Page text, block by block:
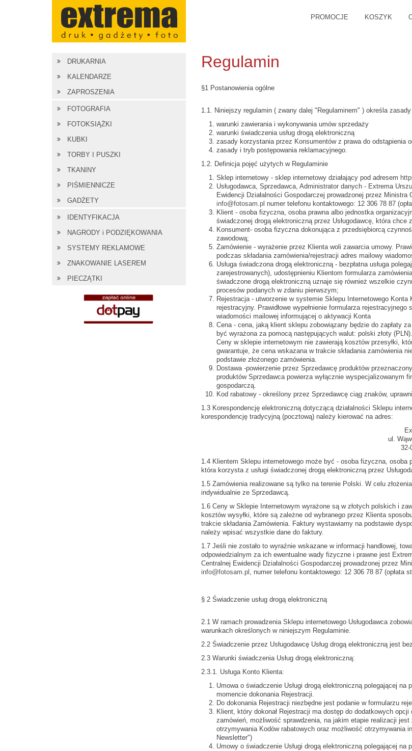
PROMOCJE KOSZYK
DRUKARNIA
KALENDARZE
ZAPROSZENIA
FOTOGRAFIA
FOTOKSIĄŻKI
KUBKI
TORBY I PUSZKI
TKANINY
PIŚMIENNICZE
GADŻETY
IDENTYFIKACJA
NAGRODY i PODZIĘKOWANIA
SYSTEMY REKLAMOWE
ZNAKOWANIE LASEREM
PIECZĄTKI
Regulamin
§1 Postanowienia ogólne
1.1. Niniejszy regulamin ( zwany dalej "Regulaminem" ) określa
warunki zawierania i wykonywania umów sprzedaży
warunki świadczenia usług drogą elektroniczną
zasady korzystania przez Konsumentów z prawa do odstąpienia
zasady i tryb postępowania reklamacyjnego.
1.2. Definicja pojęć użytych w Regulaminie
Sklep internetowy - sklep internetowy działający pod adresem
Usługodawca, Sprzedawca, Administrator danych - Extrema
Ewidencji Działalności Gospodarczej prowadzonej przez
info@fotosam.pl numer telefonu kontaktowego: 12 306 78 87
Klient - osoba fizyczna, osoba prawna albo jednostka
świadczonej drogą elektroniczną przez Usługodawcę, która chce
Konsument- osoba fizyczna dokonująca z przedsiębiorcą
zawodową;
Zamówienie - wyrażenie przez Klienta woli zawarcia umowy.
podczas składania zamówienia/rejestracji adres mailowy
Usługa świadczona drogą elektroniczną - bezpłatna usługa
zarejestrowanych), udostępnieniu Klientom formularza
świadczone drogą elektroniczną uznaje się również wszelkie
procesów podanych w zdaniu pierwszym;
Rejestracja - utworzenie w systemie Sklepu Internetowego
rejestracyjny. Prawidłowe wypełnienie formularza
wiadomości mailowej informującej o aktywacji Konta
Cena - cena, jaką klient sklepu zobowiązany będzie do zapłaty
być wyrażona za pomocą następujących walut: polski złoty
Ceny w sklepie internetowym nie zawierają kosztów przesyłki,
gwarantuje, że cena wskazana w trakcie składania zamówienia
podstawie złożonego zamówienia.
Dostawa -powierzenie przez Sprzedawcę produktów
produktów Sprzedawca powierza wyłącznie wyspecjalizowanym
gospodarczą.
Kod rabatowy - określony przez Sprzedawcę ciąg znaków,
1.3 Korespondencję elektroniczną dotyczącą działalności Sklepu
korespondencję tradycyjną (pocztową) należy kierować na adres:
ul.
32-
1.4 Klientem Sklepu internetowego może być - osoba fizyczna,
która korzysta z usługi świadczonej drogą elektroniczną przez
1.5 Zamówienia realizowane są tylko na terenie Polski. W celu
indywidualnie ze Sprzedawcą.
1.6 Ceny w Sklepie Internetowym wyrażone są w złotych polskich i
kosztów wysyłki, które są zależne od wybranego przez Klienta
trakcie składania Zamówienia. Faktury wystawiamy na podstawie
należy wpisać wszystkie dane do faktury.
1.7 Jeśli nie zostało to wyraźnie wskazane w informacji handlowej,
odpowiedzialnym za ich ewentualne wady fizyczne i prawne jest
Centralnej Ewidencji Działalności Gospodarczej prowadzonej przez
info@fotosam.pl , numer telefonu kontaktowego: 12 306 78 87 (opłata
§ 2 Świadczenie usług drogą elektroniczną
2.1 W ramach prowadzenia Sklepu internetowego Usługodawca
warunkach określonych w niniejszym Regulaminie.
2.2 Świadczenie przez Usługodawcę Usług drogą elektroniczną jest
2.3 Warunki świadczenia Usług drogą elektroniczną:
2.3.1. Usługa Konto Klienta:
Umowa o świadczenie Usługi drogą elektroniczną polegającej
momencie dokonania Rejestracji.
Do dokonania Rejestracji niezbędne jest podanie w formularzu
Klient, który dokonał Rejestracji ma dostęp do dodatkowych
zamówień, możliwość sprawdzenia, na jakim etapie realizacji
otrzymywania Kodów rabatowych oraz możliwość otrzymywania
Newsletter")
Umowy o świadczenie Usługi drogą elektroniczną polegającej